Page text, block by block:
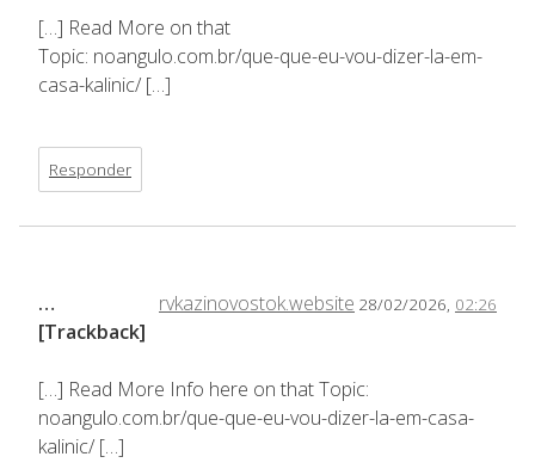
[…] Read More on that
Topic: noangulo.com.br/que-que-eu-vou-dizer-la-em-
casa-kalinic/ […]
Responder
rvkazinovostok.website 28/02/2026, 02:26
…
[Trackback]
[…] Read More Info here on that Topic:
noangulo.com.br/que-que-eu-vou-dizer-la-em-casa-
kalinic/ […]